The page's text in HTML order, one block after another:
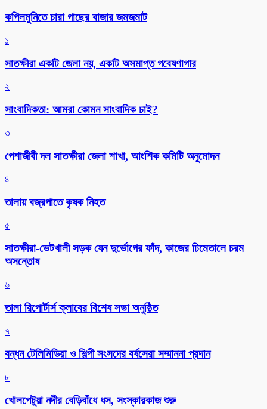
কপিলমুনিতে চারা গাছের বাজার জমজমাট
১
সাতক্ষীরা একটি জেলা নয়, একটি অসমাপ্ত গবেষণাগার
২
সাংবাদিকতা: আমরা কোমন সাংবাদিক চাই?
৩
পেশাজীবী দল সাতক্ষীরা জেলা শাখা, আংশিক কমিটি অনুমোদন
৪
তালায় বজ্রপাতে কৃষক নিহত
৫
সাতক্ষীরা-ভেটখালী সড়ক যেন দুর্ভোগের ফাঁদ, কাজের ঢিমেতালে চরম
অসন্তোষ
৬
‎তালা রিপোর্টার্স ক্লাবের বিশেষ সভা অনুষ্ঠিত
৭
বন্ধন টেলিমিডিয়া ও শিল্পী সংসদের বর্ষসেরা সম্মাননা প্রদান
৮
খোলপেটুয়া নদীর বেড়িবাঁধে ধস, সংস্কারকাজ শুরু